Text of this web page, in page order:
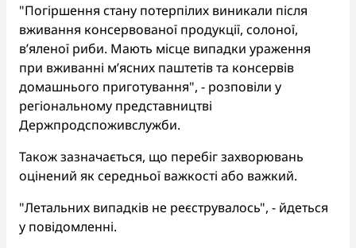
"Погіршення стану потерпілих виникали після
вживання консервованої продукції, солоної,
в’яленої риби. Мають місце випадки ураження
при вживанні м’ясних паштетів та консервів
домашнього приготування", - розповіли у
регіональному представництві
Держпродспоживслужби.
Також зазначається, що перебіг захворювань
оцінений як середньої важкості або важкий.
"Летальних випадків не реєструвалось", - йдеться
у повідомленні.